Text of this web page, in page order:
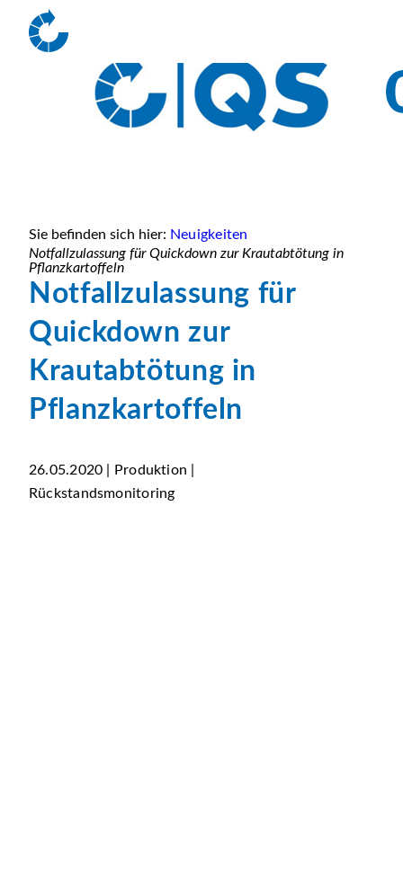
Sie befinden sich hier: Neuigkeiten
Notfallzulassung für Quickdown zur Krautabtötung in
Pflanzkartoffeln
Notfallzulassung für
Quickdown zur
Krautabtötung in
Pflanzkartoffeln
26.05.2020 | Produktion |
Rückstandsmonitoring